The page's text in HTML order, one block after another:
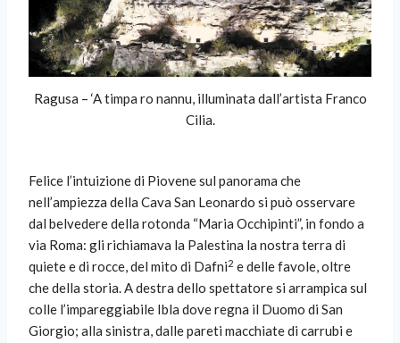
Ragusa – ‘A timpa ro nannu, illuminata dall’artista Franco
Cilia.
Felice l’intuizione di Piovene sul panorama che
nell’ampiezza della Cava San Leonardo si può osservare
dal belvedere della rotonda “Maria Occhipinti”, in fondo a
via Roma: gli richiamava la Palestina la nostra terra di
quiete e di rocce, del mito di Dafni2 e delle favole, oltre
che della storia. A destra dello spettatore si arrampica sul
colle l’impareggiabile Ibla dove regna il Duomo di San
Giorgio; alla sinistra, dalle pareti macchiate di carrubi e